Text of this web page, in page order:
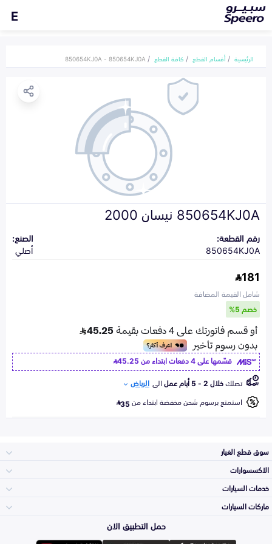
E
الرئيسية أقسام القطع كافة القطع 850654KJ0A - 850654KJ0A
850654KJ0A نيسان 2000
رقم القطعة:
850654KJ0A
الصنع:
أصلي
181
شامل القيمة المضافة
خصم 5%
قسّمها على 4 دفعات ابتداء من
45.25
تصلكخلال 2 - 5 أيام عمل الى الرياض
استمتع برسوم شحن مخفضة ابتداء من35
سوق قطع الغيار
المكائن، القيرات
وملحقاتها
الاكسسوارات
خدمات السيارات
الأكثر مبيعاً
ماركات السيارات
تويوتا
حمل التطبيق الان